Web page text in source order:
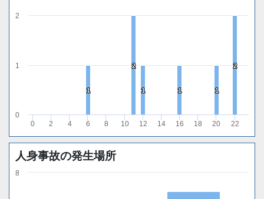
1
1
2
2
1
1 1
1 1
1
2
2
0 2 4 6 8 10 12 14 16 18 20 22
0
1
2
人身事故の発生場所
8